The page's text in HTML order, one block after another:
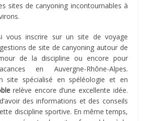
sites de canyoning incontournables à
vous inscrire sur un site de voyage
de site de canyoning autour de
de la discipline ou encore pour
en Auvergne-Rhône-Alpes.
site spécialisé en spéléologie et en
relève encore d’une excellente idée.
des informations et des conseils
discipline sportive. En même temps,